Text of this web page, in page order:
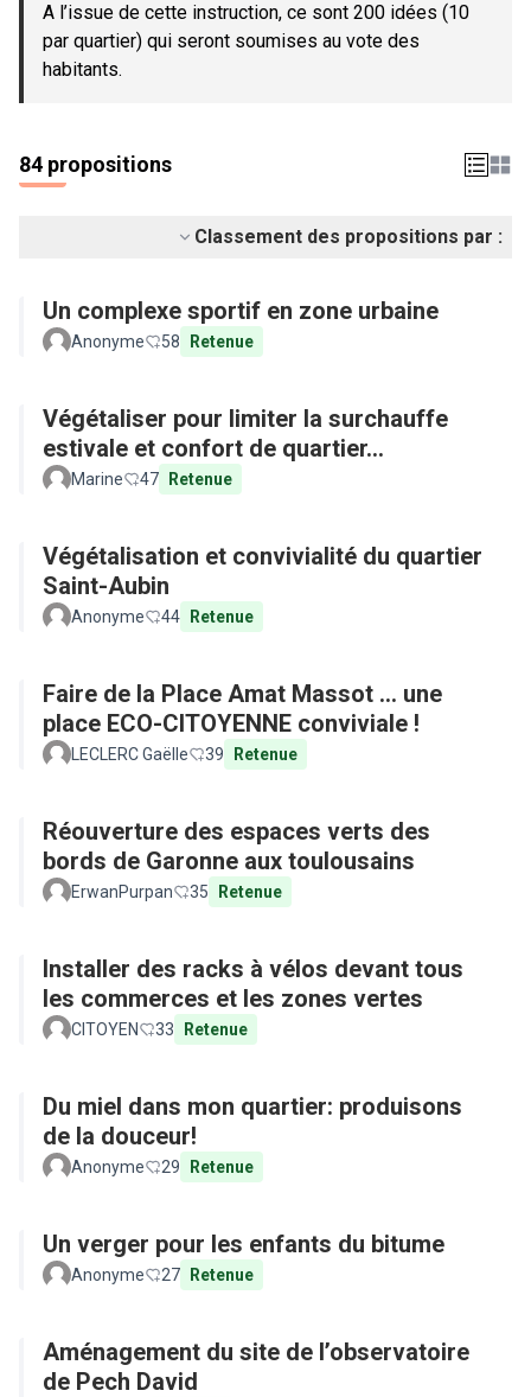
A l’issue de cette instruction, ce sont 200 idées (10
par quartier) qui seront soumises au vote des
habitants.
84 propositions
Classement des propositions par :
Un complexe sportif en zone urbaine
Anonyme 58 Retenue
Végétaliser pour limiter la surchauffe
estivale et confort de quartier...
Marine 47 Retenue
Végétalisation et convivialité du quartier
Saint-Aubin
Anonyme 44 Retenue
Faire de la Place Amat Massot ... une
place ECO-CITOYENNE conviviale !
LECLERC Gaëlle 39 Retenue
Réouverture des espaces verts des
bords de Garonne aux toulousains
ErwanPurpan 35 Retenue
Installer des racks à vélos devant tous
les commerces et les zones vertes
CITOYEN 33 Retenue
Du miel dans mon quartier: produisons
de la douceur!
Anonyme 29 Retenue
Un verger pour les enfants du bitume
Anonyme 27 Retenue
Aménagement du site de l’observatoire
de Pech David